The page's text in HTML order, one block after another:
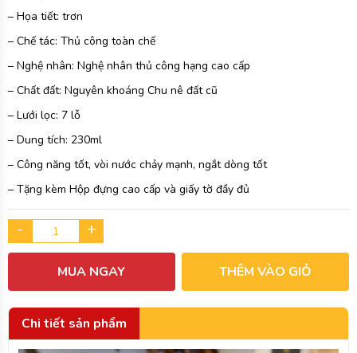
– Họa tiết: trơn
– Chế tác: Thủ công toàn chế
– Nghệ nhân: Nghệ nhân thủ công hạng cao cấp
– Chất đất: Nguyên khoáng Chu nê đất cũ
– Lưới lọc: 7 lỗ
– Dung tích: 230ml
– Công năng tốt, vòi nước chảy mạnh, ngắt dòng tốt
– Tặng kèm Hộp đựng cao cấp và giấy tờ đầy đủ
- +
MUA NGAY THÊM VÀO GIỎ
Chi tiết sản phẩm